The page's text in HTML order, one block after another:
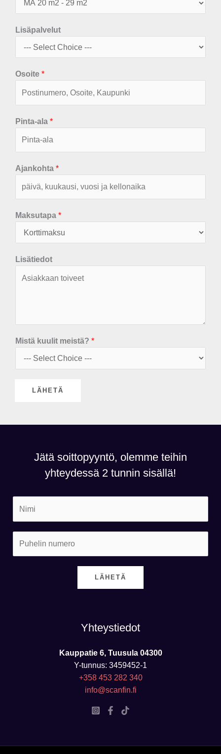
Lisäpalvelut
Osoite *
Pinta-ala *
Ajankohta *
Maksutapa *
Lisätiedot
Mistä kuulit meistä? *
LÄHETÄ
Jätä soittopyyntö, olemme teihin
yhteydessä 2 tunnin sisällä!
LÄHETÄ
Yhteystiedot
Kauppatie 6, Tuusula 04300
Y-tunnus: 3459452-1
+358 453 282 340
info@scanfin.fi